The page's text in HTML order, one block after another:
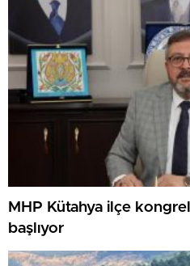
MHP Kütahya ilçe
başlıyor